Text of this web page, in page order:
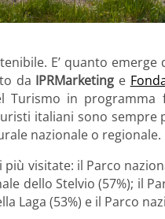
E’ quanto emerge
da IPRMarketing e
Turismo in
italiani sono sempre
nazionale o regionale.
visitate: il Parco
dello Stelvio (57%); il
Laga (53%) e il Parco